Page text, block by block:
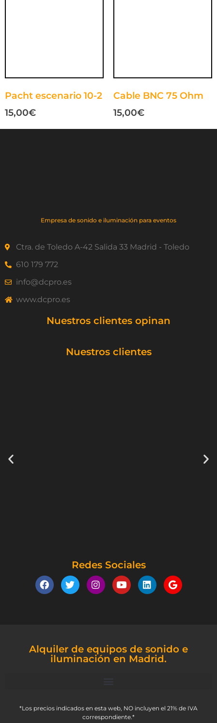
Pacht escenario 10-2
15,00€
Cable BNC 75 Ohm
15,00€
Empresa de sonido e iluminación para eventos
Ctra. de Toledo A-42 Salida 33 Madrid - Toledo
610 179 772
info@dcpro.es
www.dcpro.es
Nuestros clientes opinan
Nuestros clientes
Redes Sociales
Alquiler de equipos de sonido e
iluminación en Madrid.
*Los precios indicados en esta web, NO incluyen el 21% de IVA
correspondiente.*